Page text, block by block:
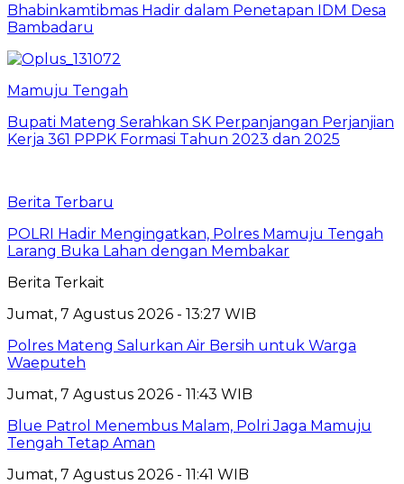
Bhabinkamtibmas Hadir dalam Penetapan IDM Desa
Bambadaru
Mamuju Tengah
Bupati Mateng Serahkan SK Perpanjangan Perjanjian
Kerja 361 PPPK Formasi Tahun 2023 dan 2025
Berita Terbaru
POLRI Hadir Mengingatkan, Polres Mamuju Tengah
Larang Buka Lahan dengan Membakar
Berita Terkait
Jumat, 7 Agustus 2026 - 13:27 WIB
Polres Mateng Salurkan Air Bersih untuk Warga
Waeputeh
Jumat, 7 Agustus 2026 - 11:43 WIB
Blue Patrol Menembus Malam, Polri Jaga Mamuju
Tengah Tetap Aman
Jumat, 7 Agustus 2026 - 11:41 WIB